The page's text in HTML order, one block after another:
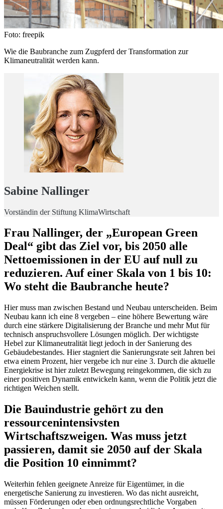
Foto: freepik
Wie die Baubranche zum Zugpferd der Transformation zur
Klimaneutralität werden kann.
Sabine Nallinger
Vorständin der Stiftung KlimaWirtschaft
Frau Nallinger, der „European Green
Deal“ gibt das Ziel vor, bis 2050 alle
Nettoemissionen in der EU auf null zu
reduzieren. Auf einer Skala von 1 bis 10:
Wo steht die Baubranche heute?
Hier muss man zwischen Bestand und Neubau unterscheiden. Beim
Neubau kann ich eine 8 vergeben – eine höhere Bewertung wäre
durch eine stärkere Digitalisierung der Branche und mehr Mut für
technisch anspruchsvollere Lösungen möglich. Der wichtigste
Hebel zur Klimaneutralität liegt jedoch in der Sanierung des
Gebäudebestandes. Hier stagniert die Sanierungsrate seit Jahren bei
etwa einem Prozent, hier vergebe ich nur eine 3. Durch die aktuelle
Energiekrise ist hier zuletzt Bewegung reingekommen, die sich zu
einer positiven Dynamik entwickeln kann, wenn die Politik jetzt die
richtigen Weichen stellt.
Die Bauindustrie gehört zu den
ressourcenintensivsten
Wirtschaftszweigen. Was muss jetzt
passieren, damit sie 2050 auf der Skala
die Position 10 einnimmt?
Weiterhin fehlen geeignete Anreize für Eigentümer, in die
energetische Sanierung zu investieren. Wo das nicht ausreicht,
müssen Förderungen oder eben ordnungsrechtliche Vorgaben